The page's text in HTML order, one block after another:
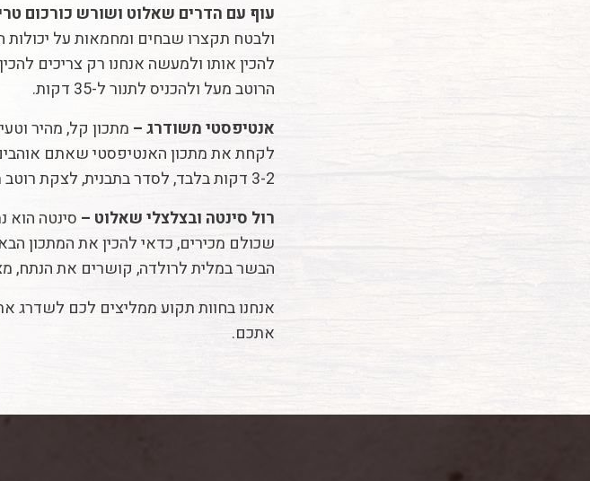
עוף עם הדרים שאלוט ושורש כורכום
ולבטח תקצרו שבחים ומחמאות על
להכין אותו ולמעשה אנחנו רק צריכים
הרוטב מעל ולהכניס לתנור ל-35 דקות.
אנטיפסטי משודרג – מתכון קל, מהיר
לקחת את מתכון האנטיפסטי שאתם
3-2 דקות בלבד, לסדר בתבנית, לצקת רוטב מעל הירקות ולאפות בתנור כ-20 דקות.
רול סינטה ובצלצלי שאלוט –
שכולם מכירים, כדאי להכין את המתכון
הבשר במלית לרולדה, קושרים את הנתח, מצפים
אנחנו בחוות תקוע ממליצים לכם לשדרג
אתכם.